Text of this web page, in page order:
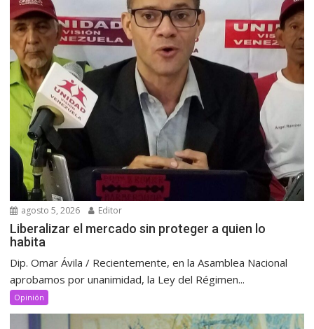
agosto 5, 2026 Editor
Liberalizar el mercado sin proteger a quien lo
habita
Dip. Omar Ávila / Recientemente, en la Asamblea Nacional
aprobamos por unanimidad, la Ley del Régimen...
Opinión